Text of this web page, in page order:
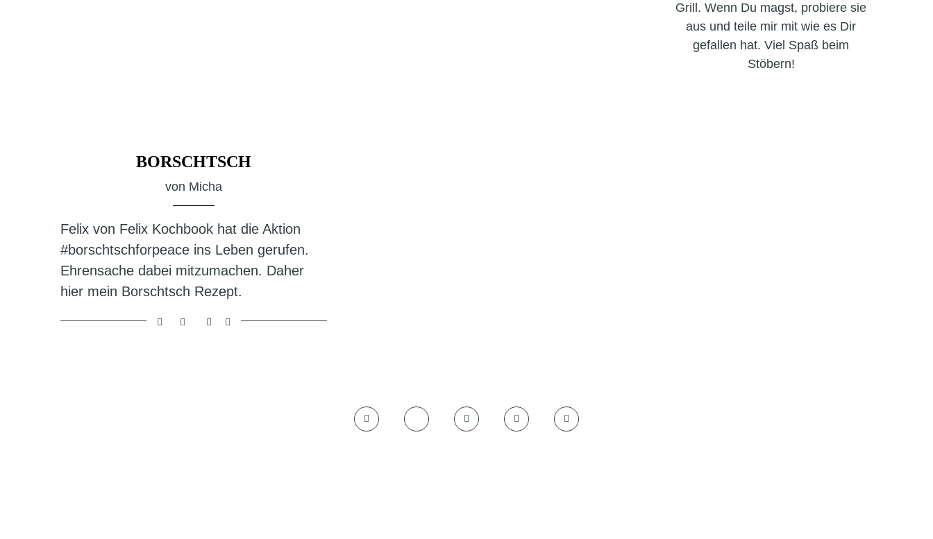
BORSCHTSCH
von Micha
Felix von Felix Kochbook hat die Aktion
#borschtschforpeace ins Leben gerufen.
Ehrensache dabei mitzumachen. Daher
hier mein Borschtsch Rezept.
Grill. Wenn Du magst, probiere sie
aus und teile mir mit wie es Dir
gefallen hat. Viel Spaß beim
Stöbern!